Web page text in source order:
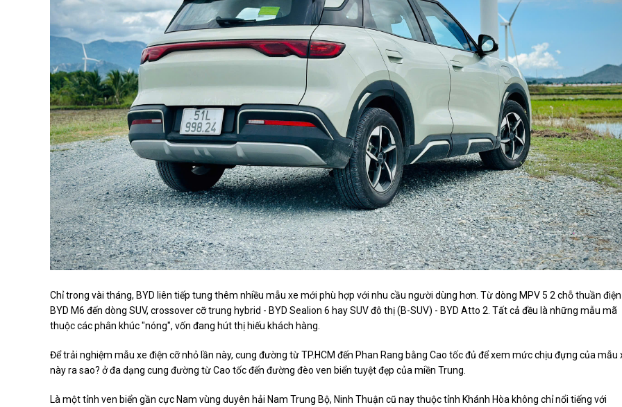
Chỉ trong vài tháng, BYD liên tiếp tung thêm nhiều mẫu xe mới phù hợp với nhu cầu người dùng hơn. Từ dòng MPV 5 2 chỗ thuần
BYD M6 đến dòng SUV, crossover cỡ trung hybrid - BYD Sealion 6 hay SUV đô thị (B-SUV) - BYD Atto 2. Tất cả đều là những mẫu mã
thuộc các phân khúc "nóng", vốn đang hút thị hiếu khách hàng.
Để trải nghiệm mẫu xe điện cỡ nhỏ lần này, cung đường từ TP.HCM đến Phan Rang bằng Cao tốc đủ để xem mức chịu đựng của mẫu
này ra sao? ở đa dạng cung đường từ Cao tốc đến đường đèo ven biển tuyệt đẹp của miền Trung.
Là một tỉnh ven biển gần cực Nam vùng duyên hải Nam Trung Bộ, Ninh Thuận cũ nay thuộc tỉnh Khánh Hòa không chỉ nổi tiếng với